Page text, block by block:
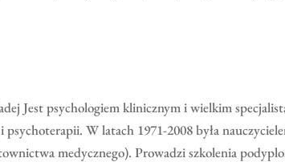
Jest psychologiem klinicznym i wielkim
W latach 1971-2008 była
medycznego). Prowadzi szkolenia